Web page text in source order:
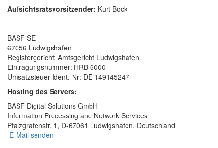
Aufsichtsratsvorsitzender: Kurt Bock
BASF SE
67056 Ludwigshafen
Registergericht: Amtsgericht Ludwigshafen
Eintragungsnummer: HRB 6000
Umsatzsteuer-Ident.-Nr: DE 149145247
Hosting des Servers:
BASF Digital Solutions GmbH
Information Processing and Network Services
Pfalzgrafenstr. 1, D-67061 Ludwigshafen, Deutschland
E-Mail senden